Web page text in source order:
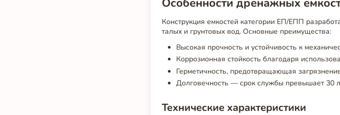
Конструкция емкостей категории ЕП/ЕПП
талых и грунтовых вод. Основные преимущества:
Высокая прочность и устойчивость к
Коррозионная стойкость благодаря
Герметичность, предотвращающая
Долговечность — срок службы превышает 30
Технические характеристики